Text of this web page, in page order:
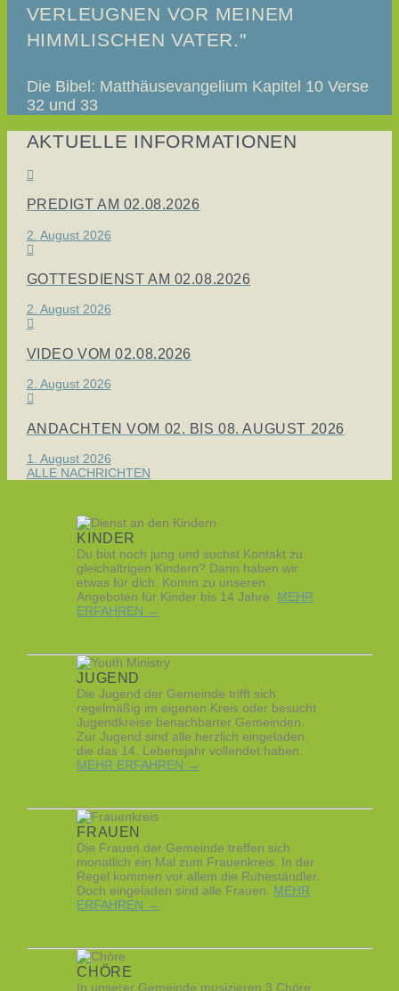
VERLEUGNEN VOR MEINEM
HIMMLISCHEN VATER."
Die Bibel: Matthäusevangelium Kapitel 10 Verse
32 und 33
AKTUELLE INFORMATIONEN
PREDIGT AM 02.08.2026
2. August 2026
GOTTESDIENST AM 02.08.2026
2. August 2026
VIDEO VOM 02.08.2026
2. August 2026
ANDACHTEN VOM 02. BIS 08. AUGUST 2026
1. August 2026
ALLE NACHRICHTEN
KINDER
Du bist noch jung und suchst Kontakt zu
gleichaltrigen Kindern? Dann haben wir
etwas für dich. Komm zu unseren
Angeboten für Kinder bis 14 Jahre. MEHR
ERFAHREN →
JUGEND
Die Jugend der Gemeinde trifft sich
regelmäßig im eigenen Kreis oder besucht
Jugendkreise benachbarter Gemeinden.
Zur Jugend sind alle herzlich eingeladen,
die das 14. Lebensjahr vollendet haben.
MEHR ERFAHREN →
FRAUEN
Die Frauen der Gemeinde treffen sich
monatlich ein Mal zum Frauenkreis. In der
Regel kommen vor allem die Ruheständler.
Doch eingeladen sind alle Frauen. MEHR
ERFAHREN →
CHÖRE
In unserer Gemeinde musizieren 3 Chöre.